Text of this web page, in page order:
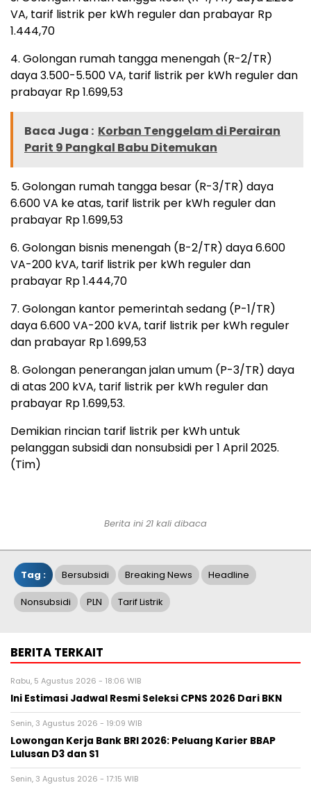
VA, tarif listrik per kWh reguler dan prabayar Rp
1.444,70
4. Golongan rumah tangga menengah (R-2/TR)
daya 3.500-5.500 VA, tarif listrik per kWh reguler dan
prabayar Rp 1.699,53
Baca Juga : Korban Tenggelam di Perairan
Parit 9 Pangkal Babu Ditemukan
5. Golongan rumah tangga besar (R-3/TR) daya
6.600 VA ke atas, tarif listrik per kWh reguler dan
prabayar Rp 1.699,53
6. Golongan bisnis menengah (B-2/TR) daya 6.600
VA-200 kVA, tarif listrik per kWh reguler dan
prabayar Rp 1.444,70
7. Golongan kantor pemerintah sedang (P-1/TR)
daya 6.600 VA-200 kVA, tarif listrik per kWh reguler
dan prabayar Rp 1.699,53
8. Golongan penerangan jalan umum (P-3/TR) daya
di atas 200 kVA, tarif listrik per kWh reguler dan
prabayar Rp 1.699,53.
Demikian rincian tarif listrik per kWh untuk
pelanggan subsidi dan nonsubsidi per 1 April 2025.
(Tim)
Berita ini 21 kali dibaca
Tag : Bersubsidi Breaking News Headline
Nonsubsidi PLN Tarif Listrik
BERITA TERKAIT
Rabu, 5 Agustus 2026 - 18:06 WIB
Ini Estimasi Jadwal Resmi Seleksi CPNS 2026 Dari BKN
Senin, 3 Agustus 2026 - 19:09 WIB
Lowongan Kerja Bank BRI 2026: Peluang Karier BBAP
Lulusan D3 dan S1
Senin, 3 Agustus 2026 - 17:15 WIB